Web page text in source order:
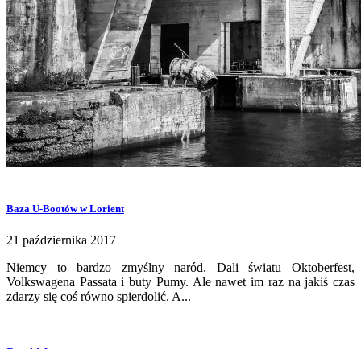
Baza U-Bootów w Lorient
21 października 2017
Niemcy to bardzo zmyślny naród. Dali światu Oktoberfest,
Volkswagena Passata i buty Pumy. Ale nawet im raz na jakiś czas
zdarzy się coś równo spierdolić. A...